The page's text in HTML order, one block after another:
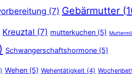
(7) Gebärmutter
Kreuztal (7) mutterkuchen (5)
Schwangerschaftshormone (5)
Wehen (5) Wehentätigkeit (4)